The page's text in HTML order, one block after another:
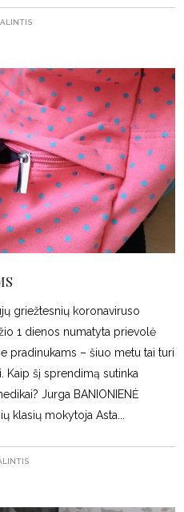
griežtesnių koronaviruso
1 dienos numatyta prievolė
pradinukams – šiuo metu tai turi
Kaip šį sprendimą sutinka
Jurga BANIONIENĖ
klasių mokytoja Asta